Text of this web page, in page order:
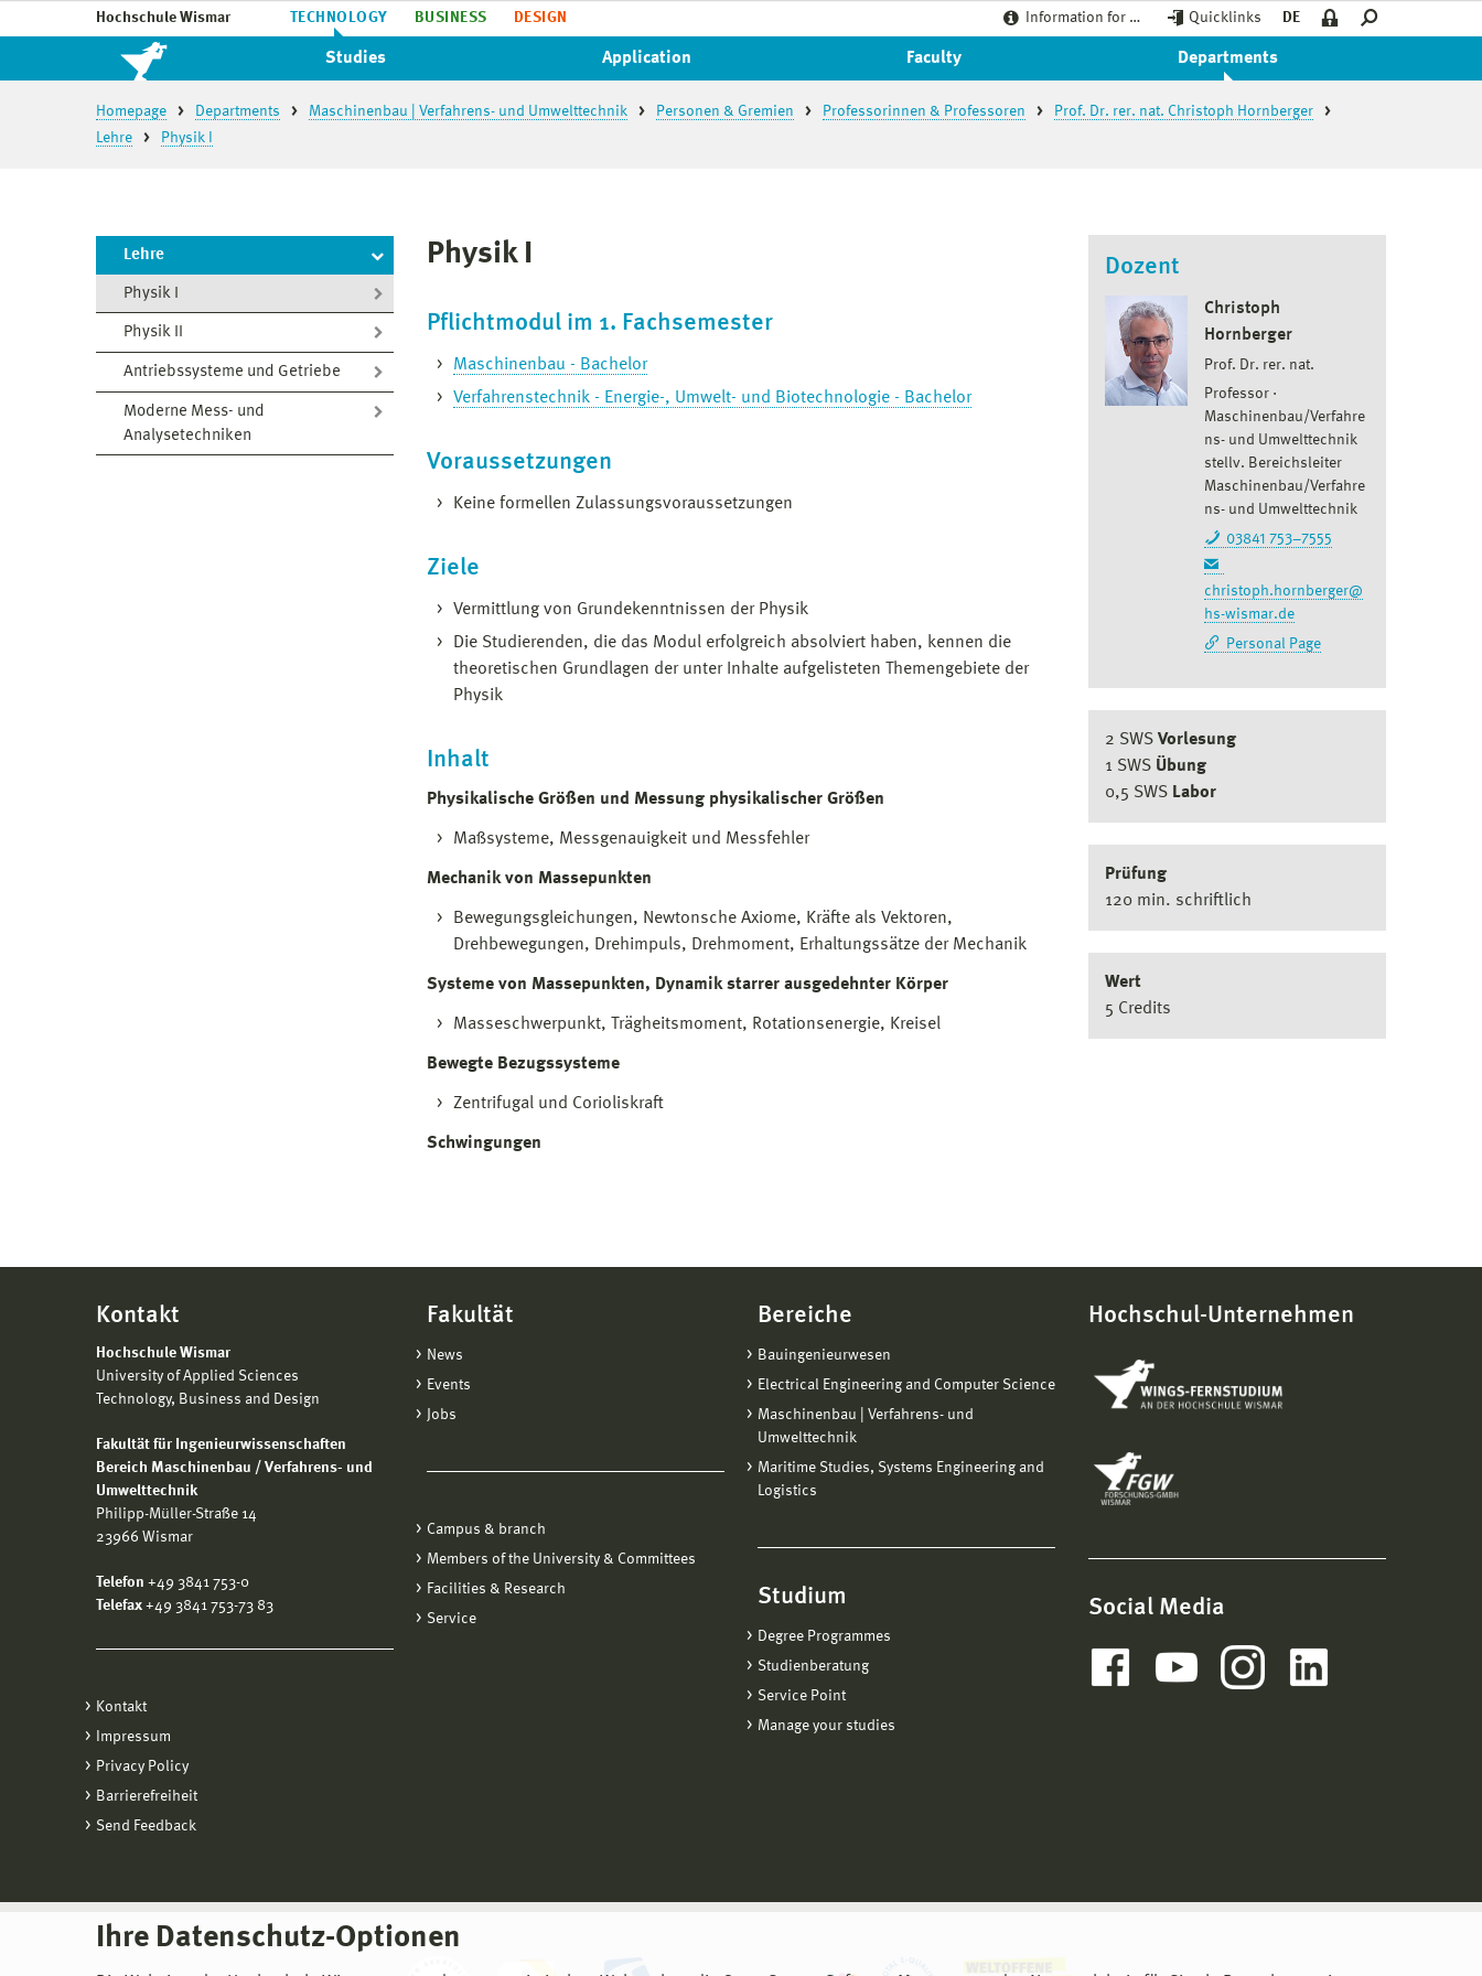
Hochschule Wismar TECHNOLOGY BUSINESS DESIGN Information for … Quicklinks DE
Studies Application Faculty Departments
Homepage Departments Maschinenbau | Verfahrens- und Umwelttechnik Personen & Gremien Professorinnen & Professoren
Prof. Dr. rer. nat. Christoph Hornberger
Lehre
Physik I
Lehre
Physik I
Physik II
Antriebssysteme und Getriebe
Moderne Mess- und
Analysetechniken
Ihre Datenschutz-Optionen
Physik I
Pflichtmodul im 1. Fachsemester
Maschinenbau - Bachelor
Verfahrenstechnik - Energie-, Umwelt- und Biotechnologie - Bachelor
Voraussetzungen
Keine formellen Zulassungsvoraussetzungen
Ziele
Vermittlung von Grundekenntnissen der Physik
Die Studierenden, die das Modul erfolgreich absolviert haben, kennen die
theoretischen Grundlagen der unter Inhalte aufgelisteten Themengebiete der
Physik
Inhalt
Physikalische Größen und Messung physikalischer Größen
Maßsysteme, Messgenauigkeit und Messfehler
Mechanik von Massepunkten
Bewegungsgleichungen, Newtonsche Axiome, Kräfte als Vektoren,
Drehbewegungen, Drehimpuls, Drehmoment, Erhaltungssätze der Mechanik
Systeme von Massepunkten, Dynamik starrer ausgedehnter Körper
Masseschwerpunkt, Trägheitsmoment, Rotationsenergie, Kreisel
Bewegte Bezugssysteme
Zentrifugal und Corioliskraft
Schwingungen
Dozent
Christoph
Hornberger
Prof. Dr. rer. nat.
Professor
Maschinenbau/Verfahre
ns- und Umwelttechnik
stellv. Bereichsleiter
Maschinenbau/Verfahre
ns- und Umwelttechnik
03841 753–7555
christoph.hornberger@
hs-wismar.de
Personal Page
2 SWS Vorlesung
1 SWS Übung
0,5 SWSLabor
Prüfung
120 min. schriftlich
Wert
5 Credits
Kontakt
Hochschule Wismar
University of Applied Sciences
Technology, Business and Design
Fakultät für Ingenieurwissenschaften
Bereich Maschinenbau / Verfahrens- und
Umwelttechnik
Philipp-Müller-Straße 14
23966 Wismar
Telefon +49 3841 753-0
Telefax +49 3841 753-73 83
Kontakt
Impressum
Privacy Policy
Barrierefreiheit
Send Feedback
Fakultät
News
Events
Jobs
Campus & branch
Members of the University & Committees
Facilities & Research
Service
Bereiche
Bauingenieurwesen
Electrical Engineering and Computer Science
Maschinenbau | Verfahrens- und
Umwelttechnik
Maritime Studies, Systems Engineering and
Logistics
Studium
Degree Programmes
Studienberatung
Service Point
Manage your studies
Hochschul-Unternehmen
Social Media